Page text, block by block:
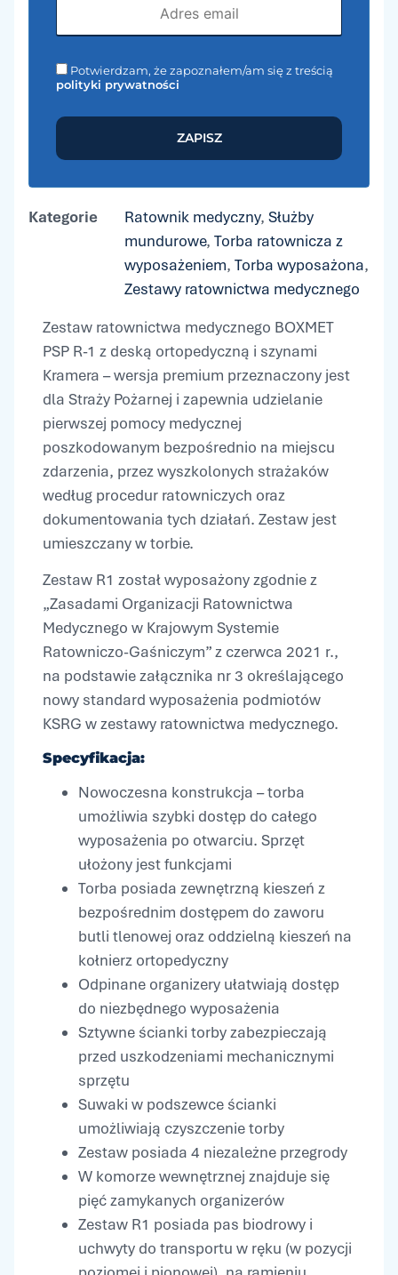
Zestaw ratownictwa medycznego BOXMET
PSP R-1 z deską ortopedyczną i szynami
Kramera – wersja premium przeznaczony jest
dla Straży Pożarnej i zapewnia udzielanie
pierwszej pomocy medycznej
poszkodowanym bezpośrednio na miejscu
zdarzenia, przez wyszkolonych strażaków
według procedur ratowniczych oraz
dokumentowania tych działań. Zestaw jest
umieszczany w torbie.
Zestaw R1 został wyposażony zgodnie z
„Zasadami Organizacji Ratownictwa
Medycznego w Krajowym Systemie
Ratowniczo-Gaśniczym” z czerwca 2021 r.,
na podstawie załącznika nr 3 określającego
nowy standard wyposażenia podmiotów
KSRG w zestawy ratownictwa medycznego.
Specyfikacja:
Nowoczesna konstrukcja – torba
umożliwia szybki dostęp do całego
wyposażenia po otwarciu. Sprzęt
ułożony jest funkcjami
Torba posiada zewnętrzną kieszeń z
bezpośrednim dostępem do zaworu
butli tlenowej oraz oddzielną kieszeń na
kołnierz ortopedyczny
Odpinane organizery ułatwiają dostęp
do niezbędnego wyposażenia
Sztywne ścianki torby zabezpieczają
przed uszkodzeniami mechanicznymi
sprzętu
Suwaki w podszewce ścianki
umożliwiają czyszczenie torby
Zestaw posiada 4 niezależne przegrody
W komorze wewnętrznej znajduje się
pięć zamykanych organizerów
Zestaw R1 posiada pas biodrowy i
uchwyty do transportu w ręku (w pozycji
Potwierdzam, że zapoznałem/am się z treścią
polityki prywatności
ZAPISZ
Kategorie Ratownik medyczny, Służby
mundurowe, Torba ratownicza z
wyposażeniem, Torba wyposażona,
Zestawy ratownictwa medycznego